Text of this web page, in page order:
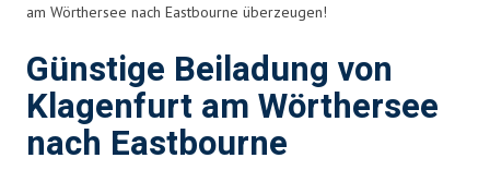
am Wörthersee nach Eastbourne überzeugen!
Günstige Beiladung von
Klagenfurt am Wörthersee
nach Eastbourne